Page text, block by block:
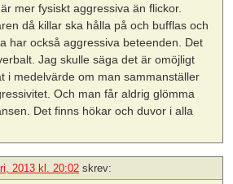
mer fysiskt aggressiva än flickor.
då killar ska hålla på och bufflas och
har också aggressiva beteenden. Det
Jag skulle säga det är omöjligt
i medelvärde om man sammanställer
Och man får aldrig glömma
Det finns hökar och duvor i alla
2013 kl. 20:02 skrev: